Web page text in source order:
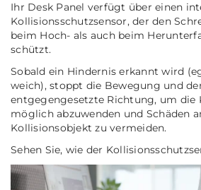
Ihr Desk Panel verfügt über einen
Kollisionsschutzsensor, der den
beim Hoch- als auch beim
schützt.
Sobald ein Hindernis erkannt wird
weich), stoppt die Bewegung und
entgegengesetzte Richtung, um die
möglich abzuwenden und Schäden
Kollisionsobjekt zu vermeiden.
Sehen Sie, wie der